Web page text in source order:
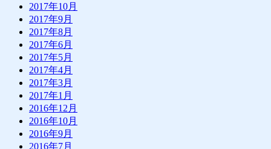
2017年10月
2017年9月
2017年8月
2017年6月
2017年5月
2017年4月
2017年3月
2017年1月
2016年12月
2016年10月
2016年9月
2016年7月